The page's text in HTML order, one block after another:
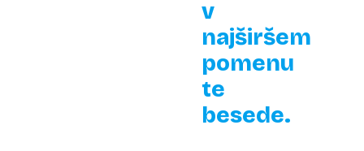
v
najširšem
pomenu
te
besede.